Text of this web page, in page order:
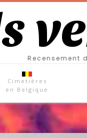
Recensement
Cimetières
en Belgique